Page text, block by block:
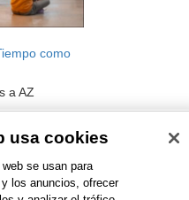
como
a AZ
usa cookies
se usan para
los anuncios, ofrecer